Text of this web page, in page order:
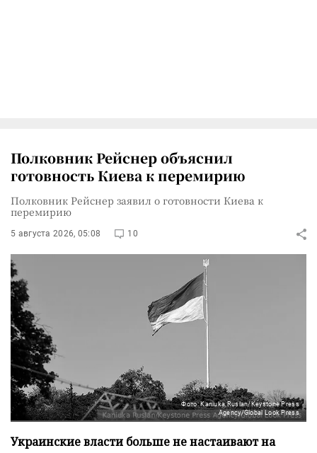
Полковник Рейснер объяснил
готовность Киева к перемирию
Полковник Рейснер заявил о готовности Киева к
перемирию
5 августа 2026, 05:08 10
Фото: Kaniuka Ruslan/Keystone Press
Agency/Global Look Press
Украинские власти больше не настаивают на